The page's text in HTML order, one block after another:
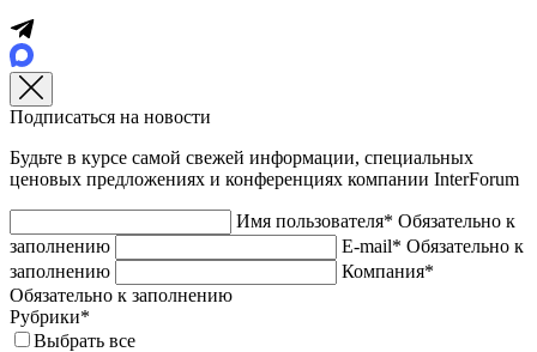
Подписаться на новости
Будьте в курсе самой свежей информации, специальных
ценовых предложениях и конференциях компании InterForum
Имя пользователя* Обязательно к
заполнению
E-mail* Обязательно к
заполнению
Компания*
Обязательно к заполнению
Рубрики*
Выбрать все